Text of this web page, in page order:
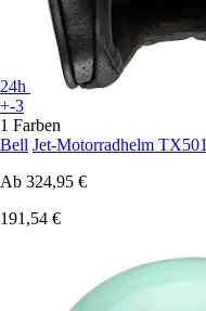
24h
+-3
1 Farben
Bell Jet-Motorradhelm TX501
Ab 324,95 €
191,54 €